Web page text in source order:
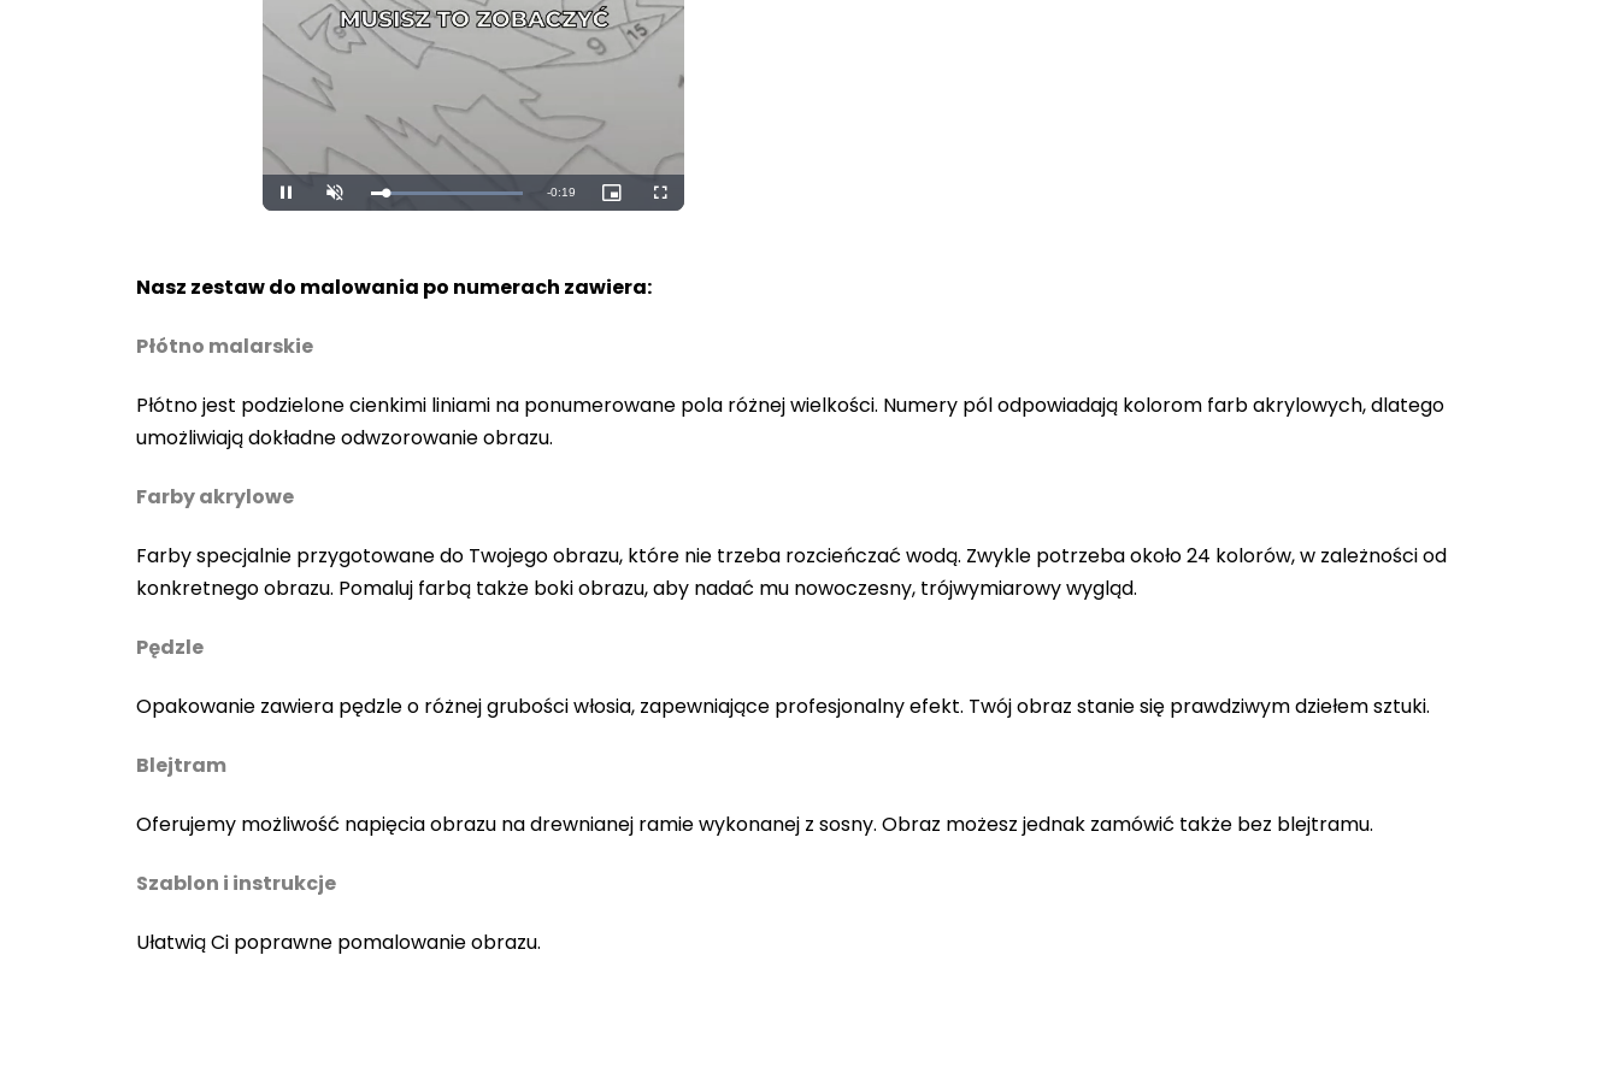
Unmute Loaded:
100.00%
Nasz zestaw do malowania po numerach zawiera:
Płótno malarskie
Płótno jest podzielone cienkimi liniami na ponumerowane pola różnej wielkości. Numery pól odpowiadają kolorom farb akrylowych, dlatego
umożliwiają dokładne odwzorowanie obrazu.
Farby akrylowe
Farby specjalnie przygotowane do Twojego obrazu, które nie trzeba rozcieńczać wodą. Zwykle potrzeba około 24 kolorów, w zależności od
konkretnego obrazu. Pomaluj farbą także boki obrazu, aby nadać mu nowoczesny, trójwymiarowy wygląd.
Pędzle
Opakowanie zawiera pędzle o różnej grubości włosia, zapewniające profesjonalny efekt. Twój obraz stanie się prawdziwym dziełem sztuki.
Blejtram
Oferujemy możliwość napięcia obrazu na drewnianej ramie wykonanej z sosny. Obraz możesz jednak zamówić także bez blejtramu.
Szablon i instrukcje
Ułatwią Ci poprawne pomalowanie obrazu.